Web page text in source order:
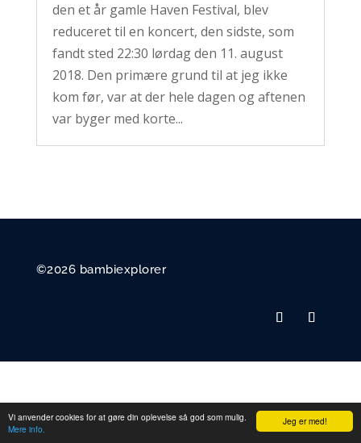
Jeg er med!
Vi anvender cookies for at gøre din oplevelse så god som mulig.
Mere info.
den et år gamle Haven Festival, blev
reduceret til en koncert, den sidste, som
fandt sted 22:30 lørdag den 11. august
2018. Den primære grund til at jeg ikke
kom før, var at der hele dagen og aftenen
var byger med korte...
©2026 bambiexplorer